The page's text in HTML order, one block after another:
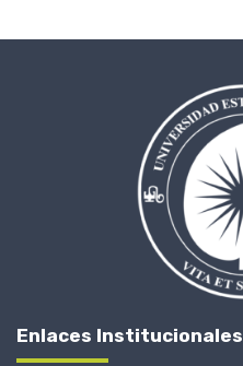
Enlaces Institucionales